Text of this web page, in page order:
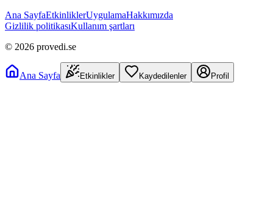
Ana SayfaEtkinliklerUygulamaHakkımızda
Gizlilik politikasıKullanım şartları
© 2026 provedi.se
Ana Sayfa Etkinlikler Kaydedilenler Profil